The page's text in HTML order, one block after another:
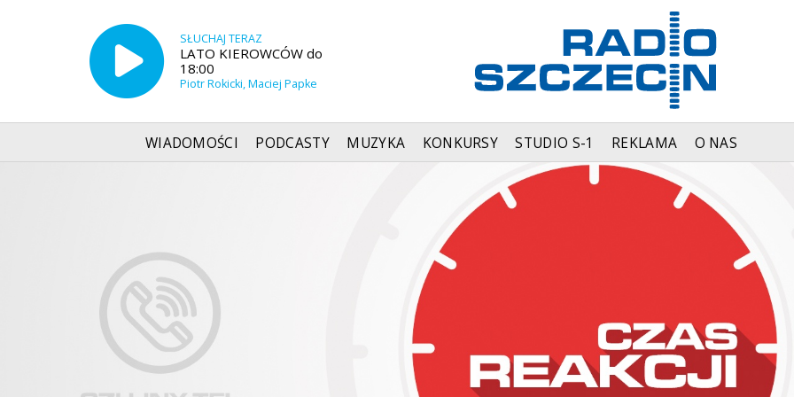
SŁUCHAJ TERAZ
LATO KIEROWCÓW do
18:00
Piotr Rokicki, Maciej Papke
WIADOMOŚCI PODCASTY MUZYKA KONKURSY STUDIO S-1 REKLAMA O NAS